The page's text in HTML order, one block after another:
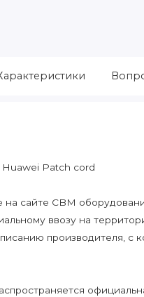
Huawei Patch cord
сайте CBM
ввозу на
производителя, с